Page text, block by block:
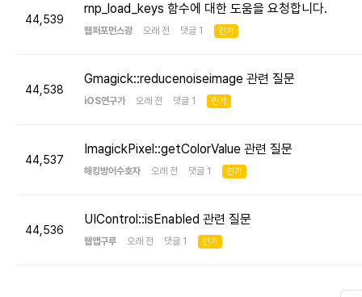
44,539
rnp_load_keys 함수에 대한 도움을 요청합니다.
웹퍼포먼스광 오래 전 댓글 1 인기
44,538
Gmagick::reducenoiseimage 관련 질문
iOS연구가 오래 전 댓글 1 인기
44,537
ImagickPixel::getColorValue 관련 질문
해킹방어수호자 오래 전 댓글 1 인기
44,536
UIControl::isEnabled 관련 질문
웹앱구루 오래 전 댓글 1 인기